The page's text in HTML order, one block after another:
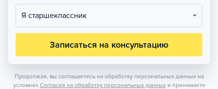
Я старшеклассник
Записаться на консультацию
Продолжая, вы соглашаетесь на обработку персональных данных на
условиях Согласия на обработку персональных данных и принимаете